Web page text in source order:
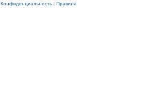
Конфиденциальность| Правила